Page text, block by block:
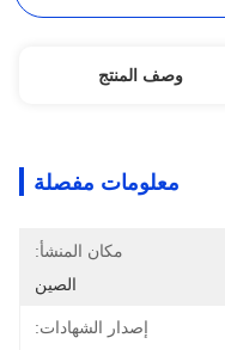
وصف المنتج
معلومات مفصلة
مكان المنشأ:
الصين
إصدار الشهادات: